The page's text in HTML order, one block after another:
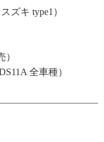
ズキ type1）
全車種）